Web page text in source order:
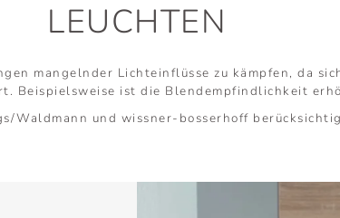
LEUCHTEN
mangelnder Lichteinflüsse zu kämpfen, da
Beispielsweise ist die Blendempfindlichkeit
Waldmann und wissner-bosserhoff